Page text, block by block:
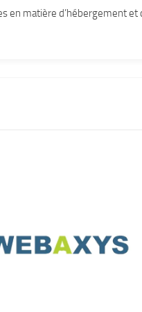
en matière d’hébergement